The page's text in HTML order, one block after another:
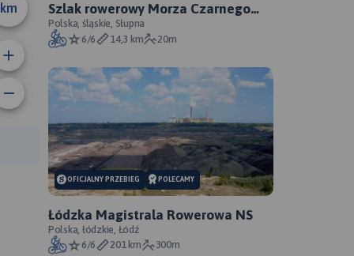
km
trasy:
Szlak rowerowy Morza Czarnego
Sosnowiec - oficjalny przebieg
Polska, śląskie, Słupna
6/6
14,3 km 20m
OFICJALNY PRZEBIEG POLECAMY
Łódzka Magistrala Rowerowa NS
Polska, łódzkie, Łódź
6/6
201 km 300m